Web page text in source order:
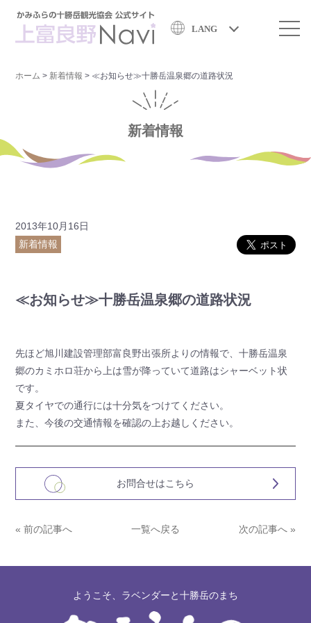
LANG
ホーム > 新着情報 > ≪お知らせ≫十勝岳温泉郷の道路状況
新着情報
2013年10月16日
新着情報
≪お知らせ≫十勝岳温泉郷の道路状況
先ほど旭川建設管理部富良野出張所よりの情報で、十勝岳温泉
郷のカミホロ荘から上は雪が降っていて道路はシャーベット状
です。
夏タイヤでの通行には十分気をつけてください。
また、今後の交通情報を確認の上お越しください。
お問合せはこちら
« 前の記事へ 一覧へ戻る 次の記事へ »
ようこそ、ラベンダーと十勝岳のまち